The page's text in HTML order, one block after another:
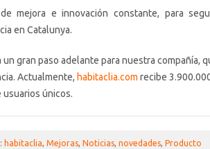
mejora e innovación constante, para
en Catalunya.
gran paso adelante para nuestra compañía,
Actualmente, habitaclia.com recibe
usuarios únicos.
habitaclia, Mejoras, Noticias, novedades, Producto